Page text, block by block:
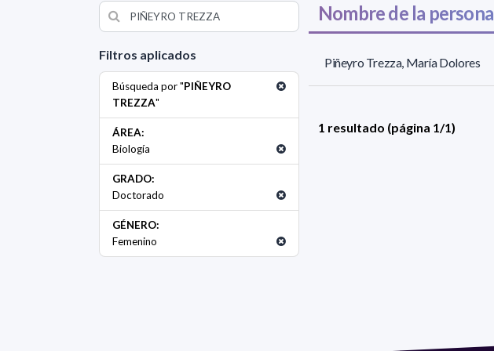
Filtros aplicados
Búsqueda por "PIÑEYRO
TREZZA"
ÁREA:
Biología
GRADO:
Doctorado
GÉNERO:
Femenino
Nombre de la persona
Piñeyro Trezza, María Dolores
1 resultado (página 1/1)